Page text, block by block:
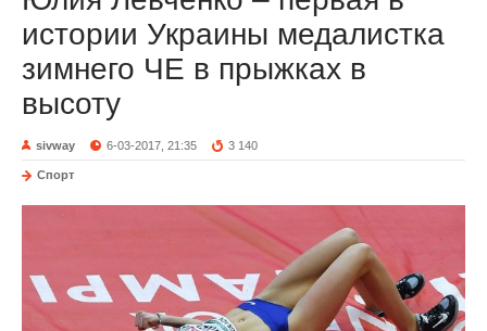
истории Украины медалистка
зимнего ЧЕ в прыжках в
высоту
sivway 6-03-2017, 21:35 3 140
Спорт